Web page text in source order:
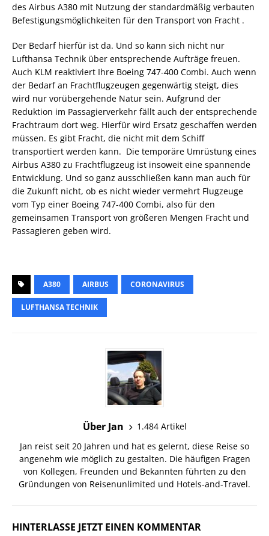
des Airbus A380 mit Nutzung der standardmäßig verbauten
Befestigungsmöglichkeiten für den Transport von Fracht .
Der Bedarf hierfür ist da. Und so kann sich nicht nur
Lufthansa Technik über entsprechende Aufträge freuen.
Auch KLM reaktiviert Ihre Boeing 747-400 Combi. Auch wenn
der Bedarf an Frachtflugzeugen gegenwärtig steigt, dies
wird nur vorübergehende Natur sein. Aufgrund der
Reduktion im Passagierverkehr fällt auch der entsprechende
Frachtraum dort weg. Hierfür wird Ersatz geschaffen werden
müssen. Es gibt Fracht, die nicht mit dem Schiff
transportiert werden kann. Die temporäre Umrüstung eines
Airbus A380 zu Frachtflugzeug ist insoweit eine spannende
Entwicklung. Und so ganz ausschließen kann man auch für
die Zukunft nicht, ob es nicht wieder vermehrt Flugzeuge
vom Typ einer Boeing 747-400 Combi, also für den
gemeinsamen Transport von größeren Mengen Fracht und
Passagieren geben wird.
A380 AIRBUS CORONAVIRUS
LUFTHANSA TECHNIK
Über Jan
1.484 Artikel
Jan reist seit 20 Jahren und hat es gelernt, diese Reise so
angenehm wie möglich zu gestalten. Die häufigen Fragen
von Kollegen, Freunden und Bekannten führten zu den
Gründungen von Reisenunlimited und Hotels-and-Travel.
HINTERLASSE JETZT EINEN KOMMENTAR